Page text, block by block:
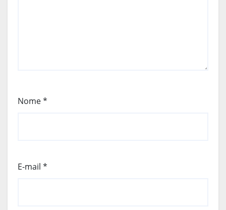
Nome*
E-mail *